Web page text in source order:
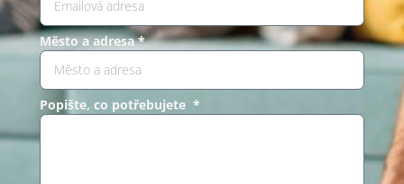
Město a adresa *
Popište, co potřebujete *